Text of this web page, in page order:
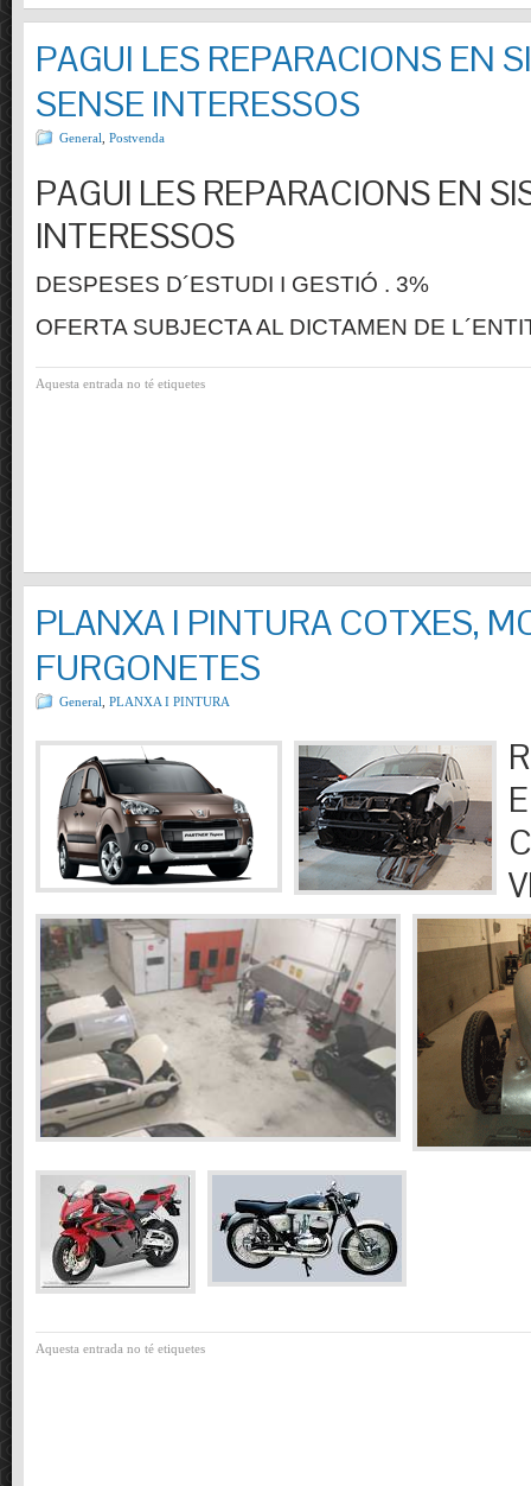
PAGUI LES REPARACIONS EN
SENSE INTERESSOS
General Postvenda
PAGUI LES REPARACIONS EN
INTERESSOS
DESPESES D´ESTUDI I GESTIÓ . 3%
OFERTA SUBJECTA AL DICTAMEN DE
Aquesta entrada no té etiquetes
PLANXA I PINTURA COTXES,
FURGONETES
General PLANXA I PINTURA
Aquesta entrada no té etiquetes